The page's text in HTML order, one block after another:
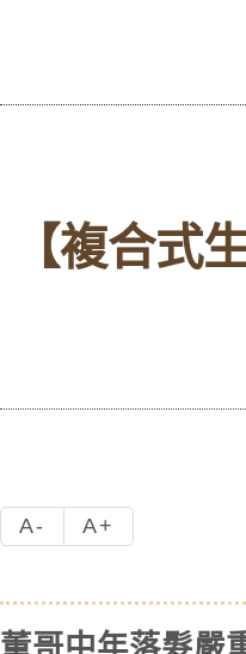
【複合式
A- A+
董哥中年落髮嚴